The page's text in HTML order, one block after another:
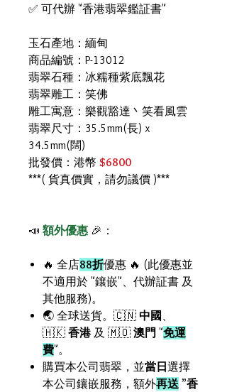
✅ 可代辦 "香港翡翠鑑証書"
玉石產地：緬甸
商品編號：P-13012
翡翠石種：冰糯種紫底飄花
翡翠雕工：笑佛
雕工寓意：樂觀豁達丶笑看風雲
翡翠尺寸：35.5mm(長) x
34.5mm(闊)
批發價：港幣 $6800
***( 貨真價實，請勿議價 )***
📣 額外優惠 🎉：
🔥 全店88折優惠 🔥 (此優惠並
不適用於 "鑲嵌"、代辦証書 及
其他服務)。
🌏 全球送貨。🇨🇳 中國 、
🇭🇰 香港及 🇲🇴 澳門 "免運
費"。
購買本公司翡翠，並當日 選擇
本公司鑲嵌服務，額外再送 ”香